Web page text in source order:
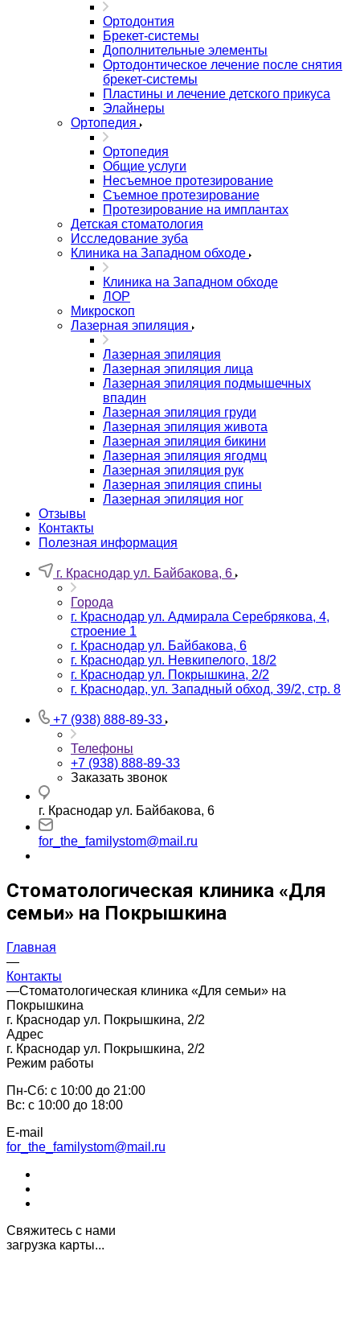
Ортодонтия
Брекет-системы
Дополнительные элементы
Ортодонтическое лечение после снятия
брекет-системы
Пластины и лечение детского прикуса
Элайнеры
Ортопедия
Ортопедия
Общие услуги
Несъемное протезирование
Съемное протезирование
Протезирование на имплантах
Детская стоматология
Исследование зуба
Клиника на Западном обходе
Клиника на Западном обходе
ЛОР
Микроскоп
Лазерная эпиляция
Лазерная эпиляция
Лазерная эпиляция лица
Лазерная эпиляция подмышечных
впадин
Лазерная эпиляция груди
Лазерная эпиляция живота
Лазерная эпиляция бикини
Лазерная эпиляция ягодмц
Лазерная эпиляция рук
Лазерная эпиляция спины
Лазерная эпиляция ног
Отзывы
Контакты
Полезная информация
г. Краснодар ул. Байбакова, 6
Города
г. Краснодар ул. Адмирала Серебрякова, 4,
строение 1
г. Краснодар ул. Байбакова, 6
г. Краснодар ул. Невкипелого, 18/2
г. Краснодар ул. Покрышкина, 2/2
г. Краснодар, ул. Западный обход, 39/2, стр. 8
+7 (938) 888-89-33
Телефоны
+7 (938) 888-89-33
Заказать звонок
г. Краснодар ул. Байбакова, 6
for_the_familystom@mail.ru
Стоматологическая клиника «Для
семьи» на Покрышкина
Главная
—
Контакты
—Стоматологическая клиника «Для семьи» на
Покрышкина
г. Краснодар ул. Покрышкина, 2/2
Адрес
г. Краснодар ул. Покрышкина, 2/2
Режим работы
Пн-Сб: с 10:00 до 21:00
Вс: с 10:00 до 18:00
E-mail
for_the_familystom@mail.ru
Свяжитесь с нами
загрузка карты...